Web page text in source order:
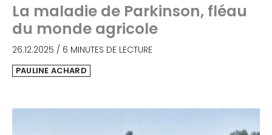
La maladie de Parkinson, fléau
du monde agricole
26.12.2025 / 6 MINUTES DE LECTURE
PAULINE ACHARD